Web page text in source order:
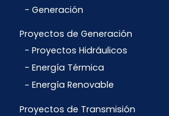
Generación
Proyectos de Generación
Proyectos Hidráulicos
Energía Térmica
Energía Renovable
Proyectos de Transmisión